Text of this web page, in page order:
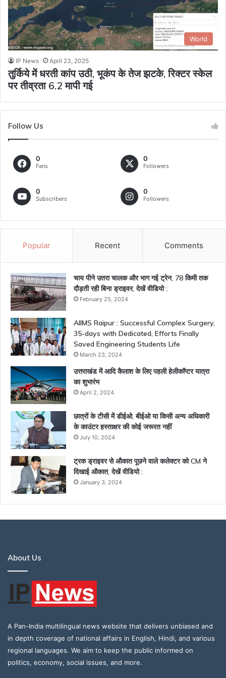
World
IP News April 23, 2025
तुर्किये में धरती कांप उठी, भूकंप के तेज झटके, रिक्टर स्केल
पर तीव्रता 6.2 मापी गई
Follow Us
0
Fans
0
Followers
0
Subscribers
0
Followers
Popular Recent Comments
चाय पीने उतरा चालक और भाग गई ट्रेन, 78 किमी तक
दौड़ती रही बिना ड्राइवर, देखें वीडियो :
February 25, 2024
AIIMS Raipur : Successful Complex Surgery,
35-days with Dedicated, Efforts Finally
Saved Engineering Students Life
March 23, 2024
उत्तराखंड में आदि कैलाश के लिए पहली हेलीकॉप्टर यात्रा
का शुभारंभ
April 2, 2024
छात्रों के टीसी में डीईओ, बीईओ या किसी अन्य अधिकारी
के काउंटर हस्ताक्षर की कोई जरूरत नहीं
July 10, 2024
ट्रक ड्राइवर से औकात पूछने वाले कलेक्टर को CM ने
दिखाई औकात, देखें वीडियो :
January 3, 2024
About Us
A Pan-India multilingual news website that delivers unbiased and
in depth coverage of national affairs in English, Hindi, and various
regional languages. We aim to keep the public informed on
politics, economy, social issues, and more.